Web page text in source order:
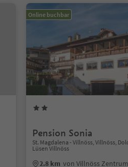
Online buchbar
Pension Sonia
St. Magdalena - Villnöss, Villnöss,
Lüsen Villnöss
2.8 km von Villnöss Zentrum